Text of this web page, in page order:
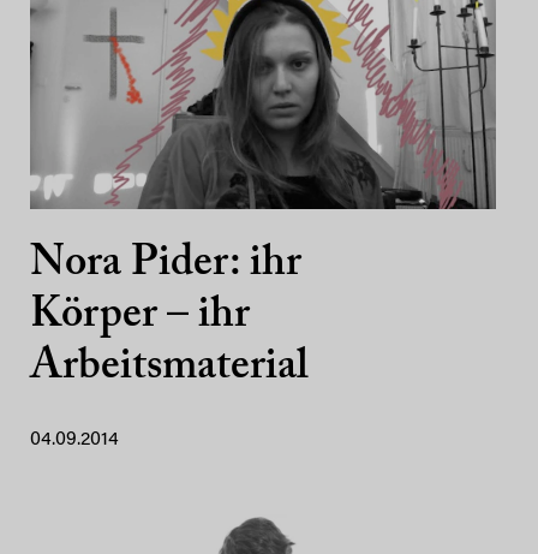
Nora Pider: ihr
Körper – ihr
Arbeitsmaterial
04.09.2014